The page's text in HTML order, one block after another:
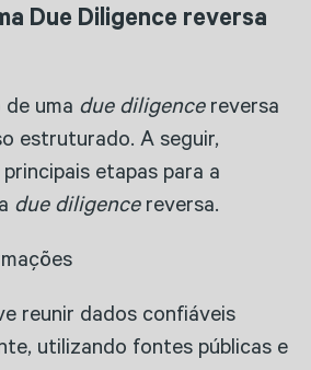
Due Diligence reversa
uma due diligencereversa
estruturado. A seguir,
etapas para a
due diligence reversa.
reunir dados confiáveis
utilizando fontes públicas e